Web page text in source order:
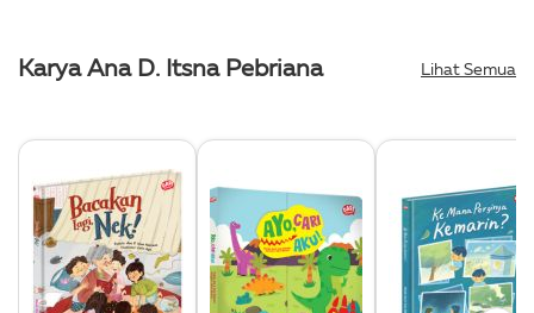
Karya Ana D. Itsna Pebriana Lihat Semua